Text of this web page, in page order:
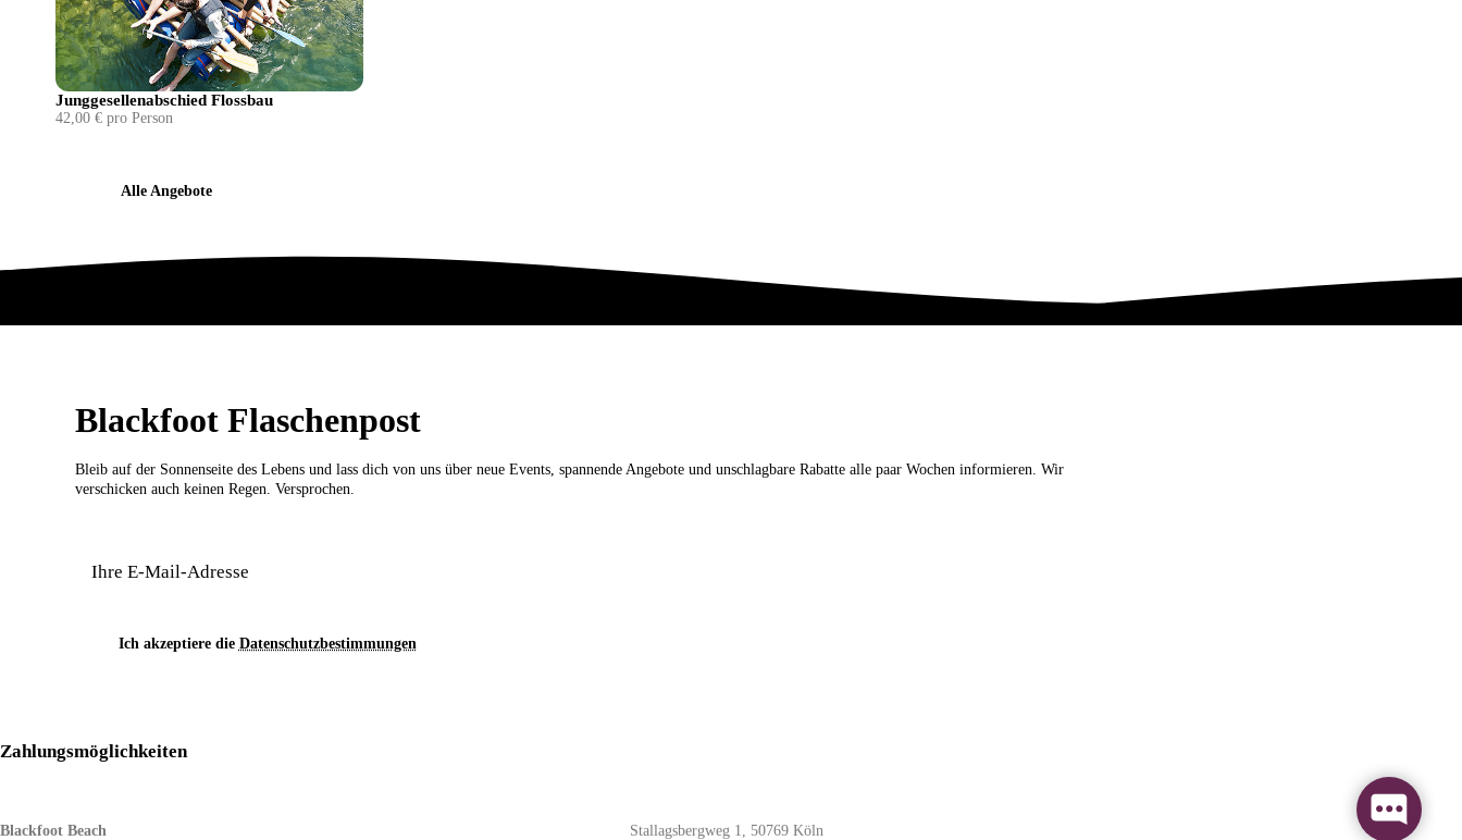
Junggesellenabschied Flossbau
42,00 € pro Person
Alle Angebote
Blackfoot Flaschenpost
Bleib auf der Sonnenseite des Lebens und lass dich von uns über neue Events, spannende Angebote und unschlagbare Rabatte alle paar Wochen informieren. Wir
verschicken auch keinen Regen. Versprochen.
Ich akzeptiere die Datenschutzbestimmungen
Zahlungsmöglichkeiten
Blackfoot Beach Stallagsbergweg 1, 50769 Köln